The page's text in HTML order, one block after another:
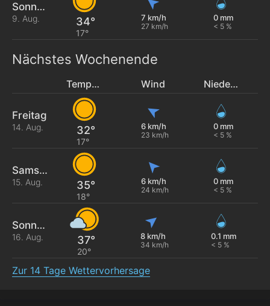
Sonntag
9. Aug. 34°
17°
7 km/h
27 km/h
0 mm
< 5 %
Nächstes Wochenende
Temperatur Wind Niederschlag
Freitag
14. Aug. 32°
17°
6 km/h
23 km/h
0 mm
< 5 %
Samstag
15. Aug. 35°
18°
6 km/h
24 km/h
0 mm
< 5 %
Sonntag
16. Aug. 37°
20°
8 km/h
34 km/h
0.1 mm
< 5 %
Zur 14 Tage Wettervorhersage